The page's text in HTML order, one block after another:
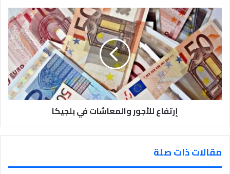
وعلينا احترام مواعيد معينه ومحددة في هذا
السياق وهي التبليغ وتعبئة الاستمارة لغاية
29 يونيو الجاري ، او ملئ الاستمارة بمساعدة
شخص مختص وذلك لغاية 30 يونيو الجاري ،
او ملئ الاستمارة عن طريق الانترنت لغاية 13
يونيو الجاري ، و التبيغ عن طريق وكيل وذلك
حتى تاريخ 6 اكتوبر ن هذا العام .إرتفاع للأجور والمعاشات في بلجيكا
مقالات ذات صلة